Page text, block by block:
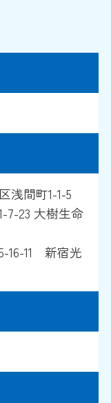
浅間町1-1-5
7-23 大樹生命
16-11 新宿光